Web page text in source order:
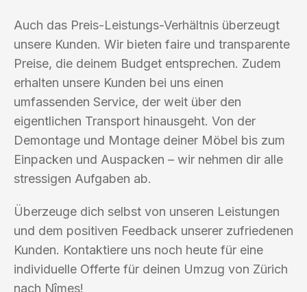
Auch das Preis-Leistungs-Verhältnis überzeugt
unsere Kunden. Wir bieten faire und transparente
Preise, die deinem Budget entsprechen. Zudem
erhalten unsere Kunden bei uns einen
umfassenden Service, der weit über den
eigentlichen Transport hinausgeht. Von der
Demontage und Montage deiner Möbel bis zum
Einpacken und Auspacken – wir nehmen dir alle
stressigen Aufgaben ab.
Überzeuge dich selbst von unseren Leistungen
und dem positiven Feedback unserer zufriedenen
Kunden. Kontaktiere uns noch heute für eine
individuelle Offerte für deinen Umzug von Zürich
nach Nîmes!